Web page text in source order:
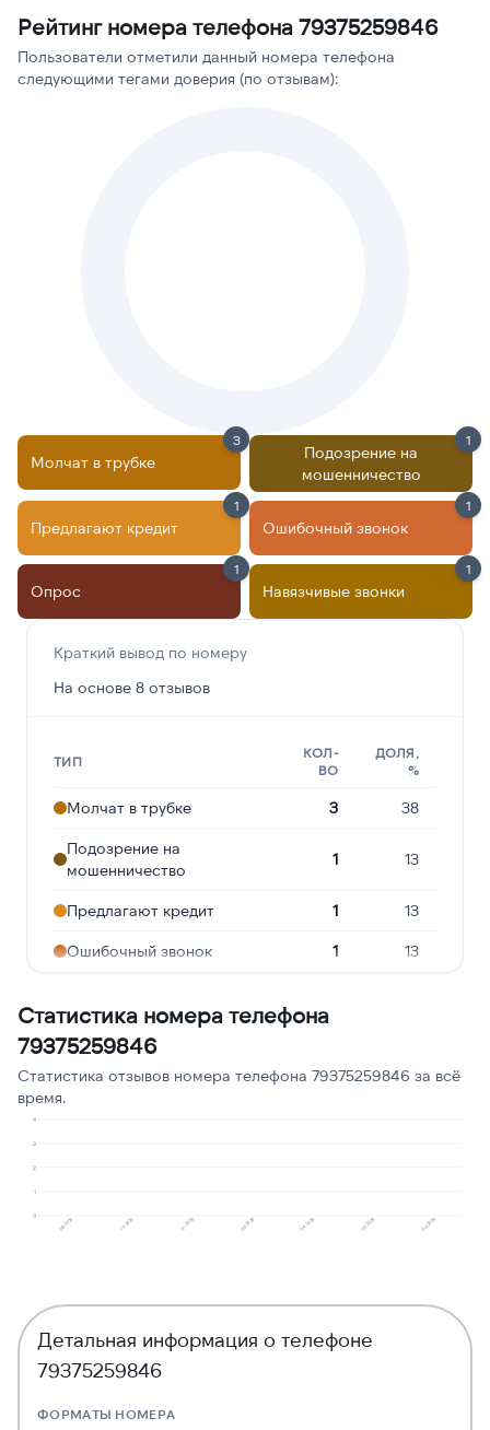
Рейтинг номера телефона 79375259846
Пользователи отметили данный номера телефона
следующими тегами доверия (по отзывам):
Молчат в трубке
3
Подозрение на
мошенничество
1
Предлагают кредит
1
Ошибочный звонок
1
Опрос
1
Навязчивые звонки
1
Краткий вывод по номеру
На основе 8 отзывов
ТИП
КОЛ-
ВО
ДОЛЯ,
%
Молчат в трубке 3 38
Подозрение на
мошенничество
1 13
Предлагают кредит 1 13
Ошибочный звонок 1 13
Навязчивые звонки
Статистика номера телефона
79375259846
Статистика отзывов номера телефона 79375259846 за всё
время.
0
1
2
3
4
08.2025 10.2025 01.2026 03.2026 04.2026 05.2026 06.2026
Детальная информация о телефоне
79375259846
ФОРМАТЫ НОМЕРА